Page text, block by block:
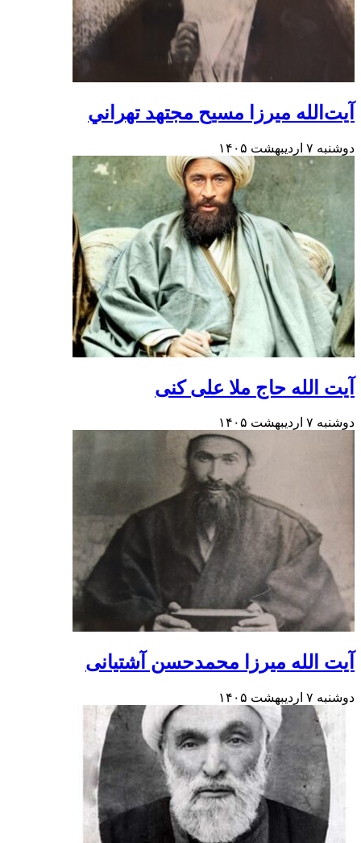
آيت‌الله ميرزا مسيح مجتهد تهراني
دوشنبه ۷ اردیبهشت ۱۴۰۵
آیت الله حاج ملا علی کنی
دوشنبه ۷ اردیبهشت ۱۴۰۵
آیت الله میرزا محمدحسن آشتیانی
دوشنبه ۷ اردیبهشت ۱۴۰۵